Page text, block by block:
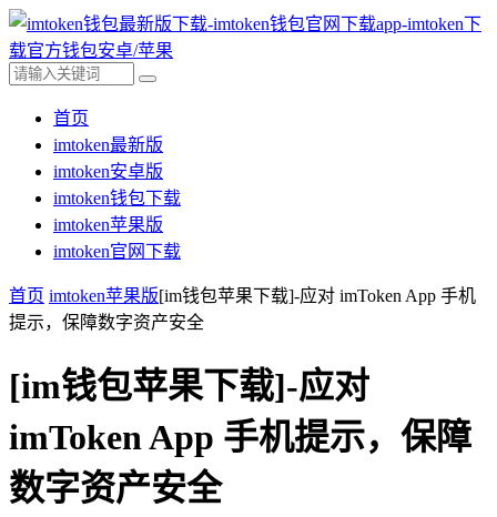
首页
imtoken最新版
imtoken安卓版
imtoken钱包下载
imtoken苹果版
imtoken官网下载
首页 imtoken苹果版[im钱包苹果下载]-应对 imToken App 手机
提示，保障数字资产安全
[im钱包苹果下载]-应对
imToken App 手机提示，保障
数字资产安全